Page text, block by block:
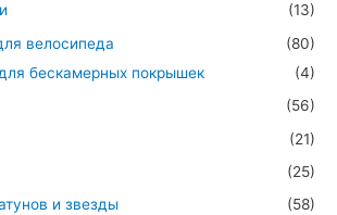
(13)
велосипеда
(80)
бескамерных покрышек
(4)
(56)
(21)
(25)
и звезды
(58)